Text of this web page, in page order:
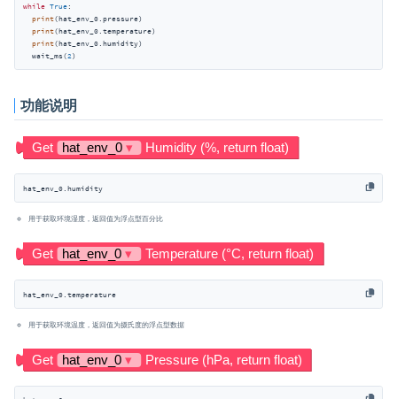
while True:
print(hat_env_0.pressure)
print(hat_env_0.temperature)
print(hat_env_0.humidity)
  wait_ms(
2 )
功能说明
hat_env_0.humidity
用于获取环境湿度，返回值为浮点型百分比
hat_env_0.temperature
用于获取环境温度，返回值为摄氏度的浮点型数据